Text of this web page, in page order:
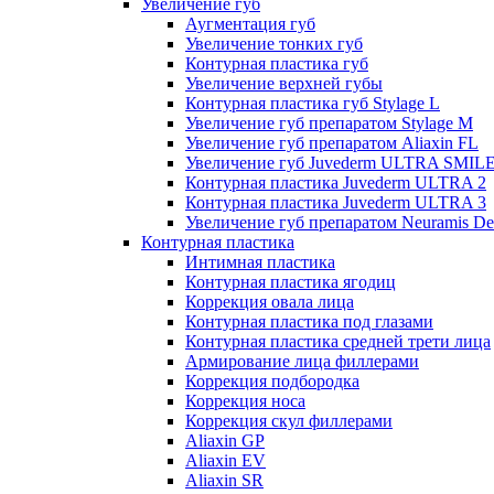
Увеличение губ
Аугментация губ
Увеличение тонких губ
Контурная пластика губ
Увеличение верхней губы
Контурная пластика губ Stylage L
Увеличение губ препаратом Stylage M
Увеличение губ препаратом Aliaxin FL
Увеличение губ Juvederm ULTRA
Контурная пластика Juvederm ULTRA 2
Контурная пластика Juvederm ULTRA 3
Увеличение губ препаратом Neuramis
Контурная пластика
Интимная пластика
Контурная пластика ягодиц
Коррекция овала лица
Контурная пластика под глазами
Контурная пластика средней трети лица
Армирование лица филлерами
Коррекция подбородка
Коррекция носа
Коррекция скул филлерами
Aliaxin GP
Aliaxin EV
Aliaxin SR